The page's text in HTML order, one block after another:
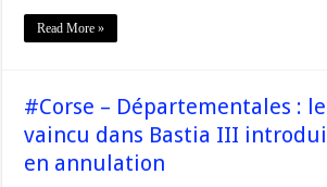
Read More »
#Corse – Départementales :
vaincu dans Bastia III
en annulation